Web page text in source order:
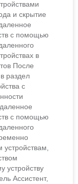
и скрытие
с помощью
в
После
раздел
с
с помощью
устройствам,
устройству
Ассистент,